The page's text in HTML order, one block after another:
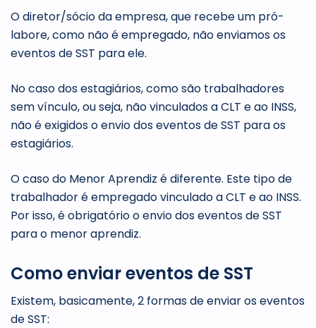
O diretor/sócio da empresa, que recebe um pró-
labore, como não é empregado, não enviamos os
eventos de SST para ele.
No caso dos estagiários, como são trabalhadores
sem vínculo, ou seja, não vinculados a CLT e ao INSS,
não é exigidos o envio dos eventos de SST para os
estagiários.
O caso do Menor Aprendiz é diferente. Este tipo de
trabalhador é empregado vinculado a CLT e ao INSS.
Por isso, é obrigatório o envio dos eventos de SST
para o menor aprendiz.
Como enviar eventos de SST
Existem, basicamente, 2 formas de enviar os eventos
de SST: